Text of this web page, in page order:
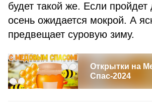
будет такой же. Если
осень ожидается мокрой. А
предвещает суровую зиму.
Открытки на
Спас-2024